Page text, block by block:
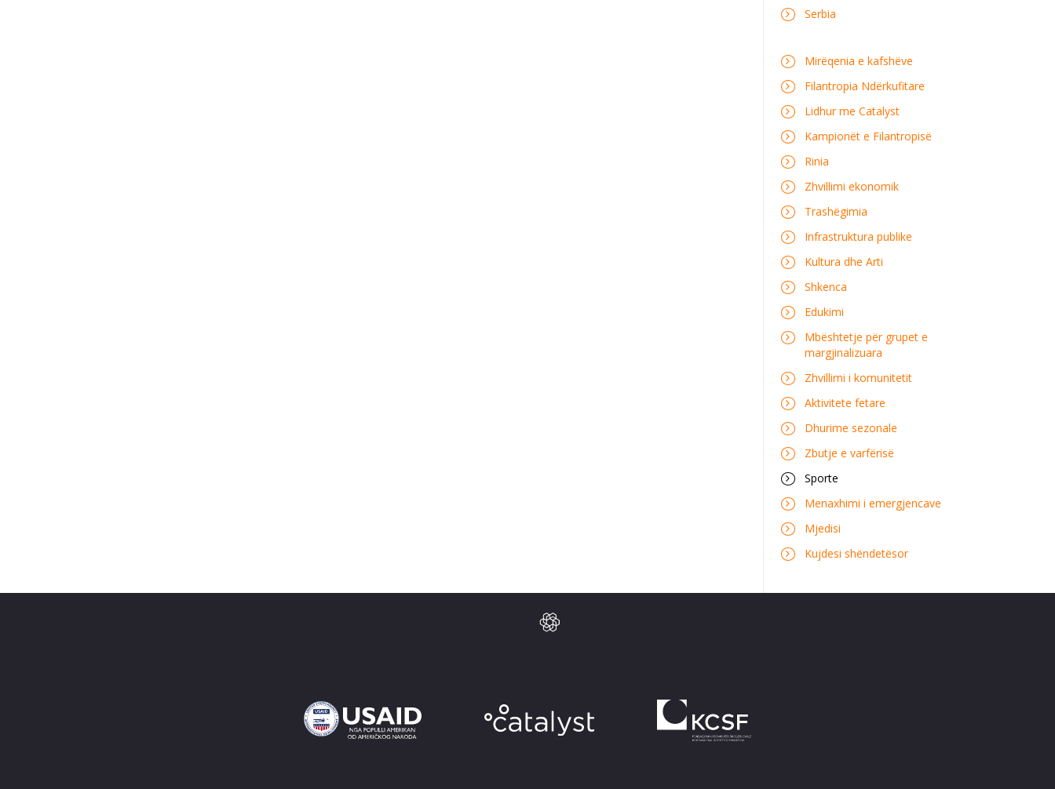
Serbia
Mirëqenia e kafshëve
Filantropia Ndërkufitare
Lidhur me Catalyst
Kampionët e Filantropisë
Rinia
Zhvillimi ekonomik
Trashëgimia
Infrastruktura publike
Kultura dhe Arti
Shkenca
Edukimi
Mbështetje për grupet e
margjinalizuara
Zhvillimi i komunitetit
Aktivitete fetare
Dhurime sezonale
Zbutje e varfërisë
Sporte
Menaxhimi i emergjencave
Mjedisi
Kujdesi shëndetësor